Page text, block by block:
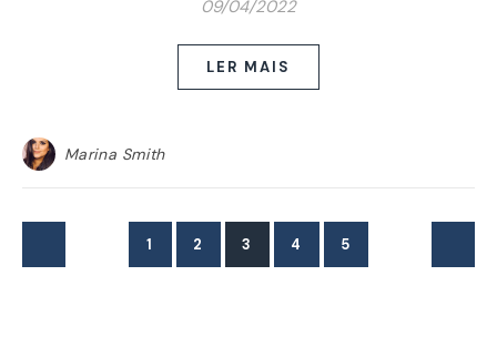
09/04/2022
LER MAIS
Marina Smith
1 2 3 4 5